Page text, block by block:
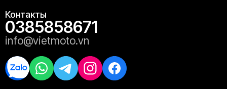
Контакты
0385858671
info@vietmoto.vn